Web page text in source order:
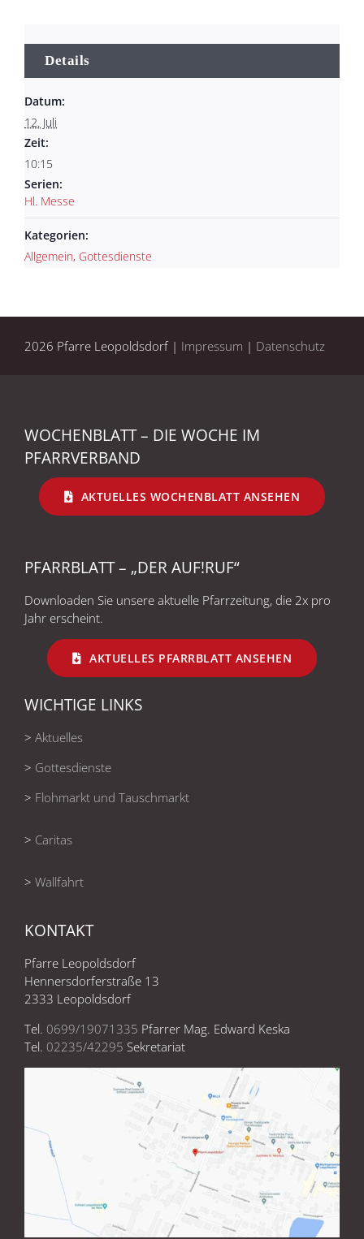
Details
Datum:
12. Juli
Zeit:
10:15
Serien:
Hl. Messe
Kategorien:
Allgemein, Gottesdienste
2026 Pfarre Leopoldsdorf | Impressum | Datenschutz
WOCHENBLATT – DIE WOCHE IM
PFARRVERBAND
AKTUELLES WOCHENBLATT ANSEHEN
PFARRBLATT – „DER AUF!RUF“
Downloaden Sie unsere aktuelle Pfarrzeitung, die 2x pro
Jahr erscheint.
AKTUELLES PFARRBLATT ANSEHEN
WICHTIGE LINKS
> Aktuelles
> Gottesdienste
> Flohmarkt und Tauschmarkt
> Caritas
> Wallfahrt
KONTAKT
Pfarre Leopoldsdorf
Hennersdorferstraße 13
2333 Leopoldsdorf
Tel. 0699/19071335 Pfarrer Mag. Edward Keska
Tel. 02235/42295 Sekretariat